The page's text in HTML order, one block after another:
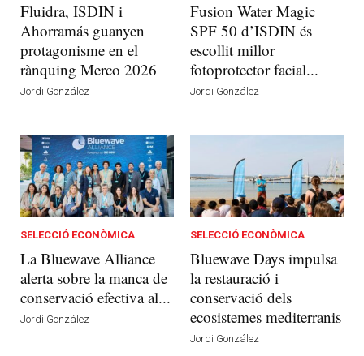
Fluidra, ISDIN i
Ahorramás guanyen
protagonisme en el
rànquing Merco 2026
Jordi González
Fusion Water Magic
SPF 50 d’ISDIN és
escollit millor
fotoprotector facial...
Jordi González
SELECCIÓ ECONÒMICA
La Bluewave Alliance
alerta sobre la manca de
conservació efectiva al...
Jordi González
SELECCIÓ ECONÒMICA
Bluewave Days impulsa
la restauració i
conservació dels
ecosistemes mediterranis
Jordi González